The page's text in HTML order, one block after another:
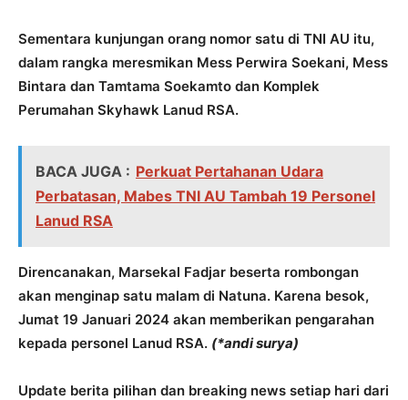
Sementara kunjungan orang nomor satu di TNI AU itu,
dalam rangka meresmikan Mess Perwira Soekani, Mess
Bintara dan Tamtama Soekamto dan Komplek
Perumahan Skyhawk Lanud RSA.
BACA JUGA : Perkuat Pertahanan Udara
Perbatasan, Mabes TNI AU Tambah 19 Personel
Lanud RSA
Direncanakan, Marsekal Fadjar beserta rombongan
akan menginap satu malam di Natuna. Karena besok,
Jumat 19 Januari 2024 akan memberikan pengarahan
kepada personel Lanud RSA. (*andi surya)
Update berita pilihan dan breaking news setiap hari dari